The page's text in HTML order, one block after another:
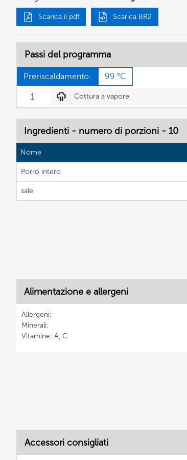
Scarica il pdf Scarica BR2
Passi del programma
Preriscaldamento: 99 °C
1 Cottura a vapore
Ingredienti - numero di porzioni - 10
Nome
Porro intero
sale
Alimentazione e allergeni
Allergeni:
Minerali:
Vitamine: A, C
Accessori consigliati